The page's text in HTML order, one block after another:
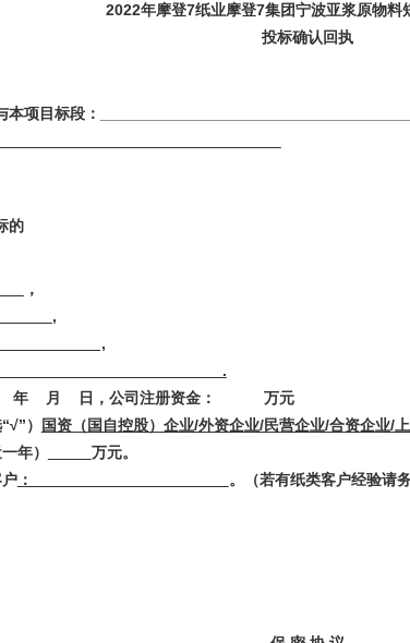
2022年摩登7纸业摩登7集团宁波亚浆原物料
投标确认回执
本项目标段：­
的
，
,
年 月 日，公司注册资金： 万元
）
国资（国自控股）企业/外资企业/民营企业/合资企业/上
年）
万元。
： 。（若有纸类客户经验请务